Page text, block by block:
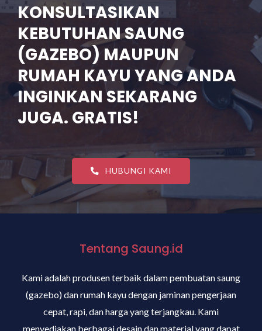
KONSULTASIKAN
KEBUTUHAN SAUNG
(GAZEBO) MAUPUN
RUMAH KAYU YANG ANDA
INGINKAN SEKARANG
JUGA. GRATIS!
HUBUNGI KAMI
Tentang Saung.id
Kami adalah produsen terbaik dalam pembuatan saung
(gazebo) dan rumah kayu dengan jaminan pengerjaan
cepat, rapi, dan harga yang terjangkau. Kami
menyediakan berbagai desain dan material yang dapat